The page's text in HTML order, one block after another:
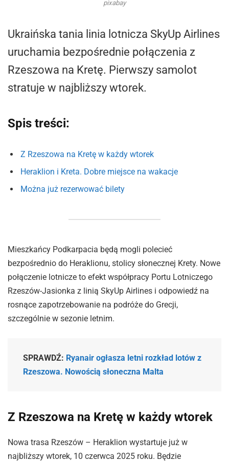
pixabay
Ukraińska tania linia lotnicza SkyUp Airlines
uruchamia bezpośrednie połączenia z
Rzeszowa na Kretę. Pierwszy samolot
stratuje w najbliższy wtorek.
Spis treści:
Z Rzeszowa na Kretę w każdy wtorek
Heraklion i Kreta. Dobre miejsce na wakacje
Można już rezerwować bilety
Mieszkańcy Podkarpacia będą mogli polecieć
bezpośrednio do Heraklionu, stolicy słonecznej Krety. Nowe
połączenie lotnicze to efekt współpracy Portu Lotniczego
Rzeszów-Jasionka z linią SkyUp Airlines i odpowiedź na
rosnące zapotrzebowanie na podróże do Grecji,
szczególnie w sezonie letnim.
SPRAWDŹ: Ryanair ogłasza letni rozkład lotów z
Rzeszowa. Nowością słoneczna Malta
Z Rzeszowa na Kretę w każdy wtorek
Nowa trasa Rzeszów – Heraklion wystartuje już w
najbliższy wtorek, 10 czerwca 2025 roku. Będzie